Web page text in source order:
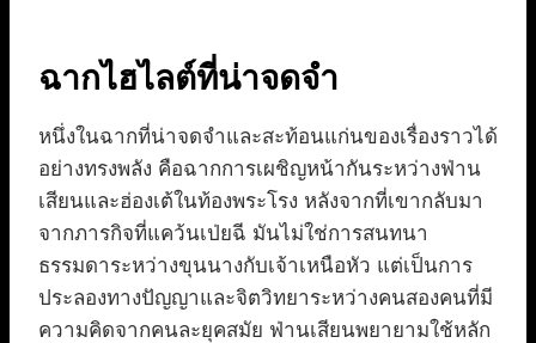
ฉากไฮไลต์ที่น่าจดจำ
หนึ่งในฉากที่น่าจดจำและสะท้อนแก่นของเรื่องราวได้
อย่างทรงพลัง คือฉากการเผชิญหน้ากันระหว่างฟ่าน
เสียนและฮ่องเต้ในท้องพระโรง หลังจากที่เขากลับมา
จากภารกิจที่แคว้นเป่ยฉี มันไม่ใช่การสนทนา
ธรรมดาระหว่างขุนนางกับเจ้าเหนือหัว แต่เป็นการ
ประลองทางปัญญาและจิตวิทยาระหว่างคนสองคนที่มี
ความคิดจากคนละยุคสมัย ฟ่านเสียนพยายามใช้หลัก